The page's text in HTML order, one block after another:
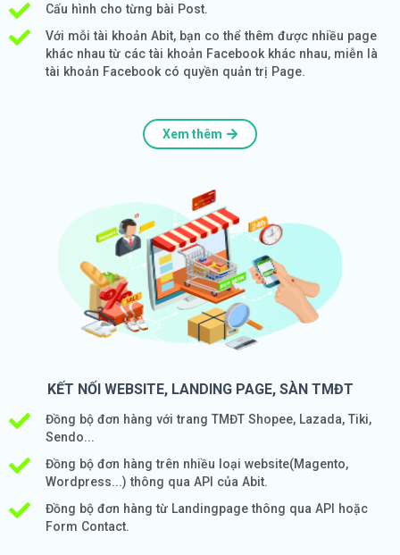
Cấu hình cho từng bài Post.
Với mỗi tài khoản Abit, bạn co thể thêm được nhiều page
khác nhau từ các tài khoản Facebook khác nhau, miễn là
tài khoản Facebook có quyền quản trị Page.
Xem thêm
KẾT NỐI WEBSITE, LANDING PAGE, SÀN TMĐT
Đồng bộ đơn hàng với trang TMĐT Shopee, Lazada, Tiki,
Sendo...
Đồng bộ đơn hàng trên nhiều loại website(Magento,
Wordpress...) thông qua API của Abit.
Đồng bộ đơn hàng từ Landingpage thông qua API hoặc
Form Contact.